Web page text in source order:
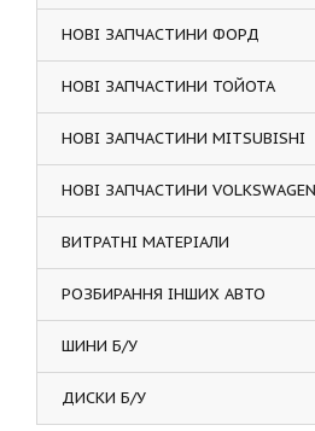
НОВІ ЗАПЧАСТИНИ ФОРД
НОВІ ЗАПЧАСТИНИ ТОЙОТА
НОВІ ЗАПЧАСТИНИ MITSUBISHI
НОВІ ЗАПЧАСТИНИ VOLKSWAGEN
ВИТРАТНІ МАТЕРІАЛИ
РОЗБИРАННЯ ІНШИХ АВТО
ШИНИ Б/У
ДИСКИ Б/У